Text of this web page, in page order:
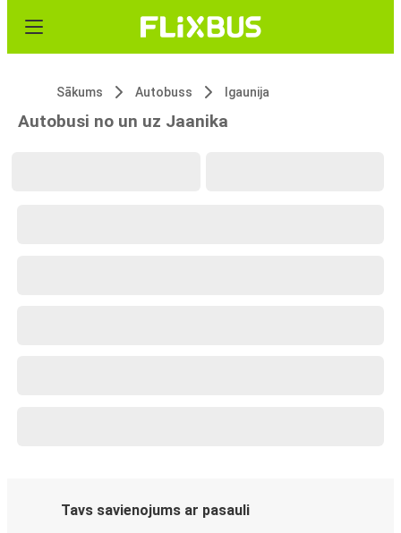
Sākums Autobuss Igaunija
Autobusi no un uz Jaanika
Tavs savienojums ar pasauli